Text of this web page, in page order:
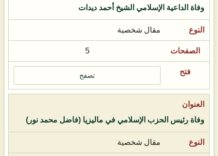
وفاة الداعية الإسلامي الشيخ أحمد ديدات
مقال شخصية
5
تصفح
وفاة رئيس الحزب الإسلامي في ماليزيا (فاضل محمد نور)
مقال شخصية